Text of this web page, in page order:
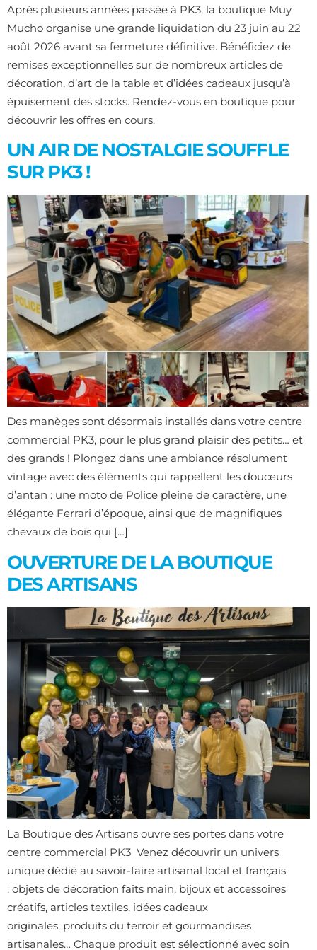
Après plusieurs années passée à PK3, la boutique Muy
Mucho organise une grande liquidation du 23 juin au 22
août 2026 avant sa fermeture définitive. Bénéficiez de
remises exceptionnelles sur de nombreux articles de
décoration, d’art de la table et d’idées cadeaux jusqu’à
épuisement des stocks. Rendez-vous en boutique pour
découvrir les offres en cours.
UN AIR DE NOSTALGIE SOUFFLE
SUR PK3 !
Des manèges sont désormais installés dans votre centre
commercial PK3, pour le plus grand plaisir des petits… et
des grands ! Plongez dans une ambiance résolument
vintage avec des éléments qui rappellent les douceurs
d’antan : une moto de Police pleine de caractère, une
élégante Ferrari d’époque, ainsi que de magnifiques
chevaux de bois qui […]
OUVERTURE DE LA BOUTIQUE
DES ARTISANS
La Boutique des Artisans ouvre ses portes dans votre
centre commercial PK3 Venez découvrir un univers
unique dédié au savoir-faire artisanal local et français
: objets de décoration faits main, bijoux et accessoires
créatifs, articles textiles, idées cadeaux
originales, produits du terroir et gourmandises
artisanales… Chaque produit est sélectionné avec soin